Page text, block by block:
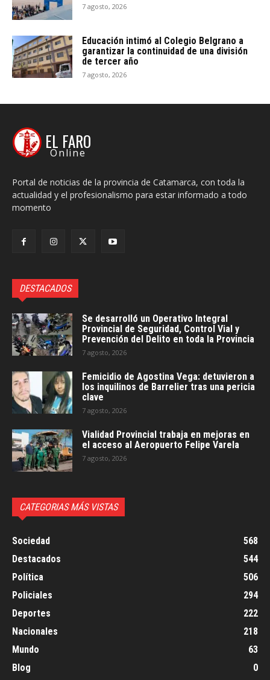
7 agosto, 2026
Educación intimó al Colegio Belgrano a
garantizar la continuidad de una división
de tercer año
7 agosto, 2026
EL FARO
Online
Portal de noticias de la provincia de Catamarca, con toda la
actualidad y el profesionalismo para estar informado a todo
momento
DESTACADOS
Se desarrolló un Operativo Integral
Provincial de Seguridad, Control Vial y
Prevención del Delito en toda la Provincia
7 agosto, 2026
Femicidio de Agostina Vega: detuvieron a
los inquilinos de Barrelier tras una pericia
clave
7 agosto, 2026
Vialidad Provincial trabaja en mejoras en
el acceso al Aeropuerto Felipe Varela
7 agosto, 2026
CATEGORIAS MÁS VISTAS
Sociedad
568
Destacados
544
Política
506
Policiales
294
Deportes
222
Nacionales
218
Mundo
63
Blog
0